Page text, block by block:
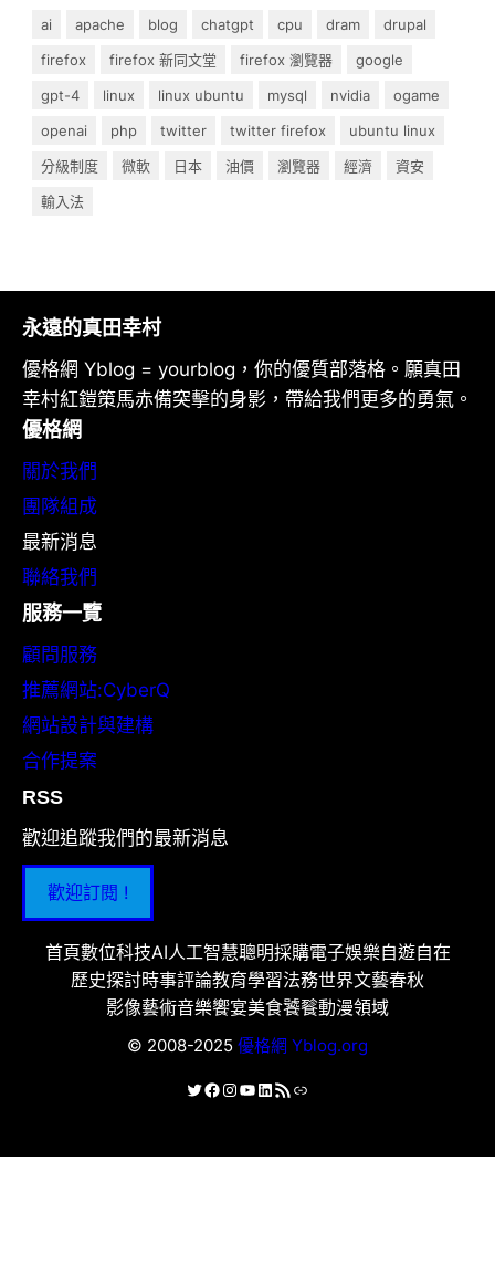
ai apache blog chatgpt cpu dram
drupal
firefox
firefox 新同文堂 firefox 瀏覽器
google
gpt-4
linux linux ubuntu mysql nvidia
ogame
openai
php twitter twitter firefox
ubuntu linux
分級制度
微軟 日本 油價 瀏覽器 經濟
資安
輸入法
永遠的真田幸村
優格網 Yblog = yourblog，你的優質部落格。願真田
幸村紅鎧策馬赤備突擊的身影，帶給我們更多的勇氣。
優格網
關於我們
團隊組成
最新消息
聯絡我們
服務一覽
顧問服務
推薦網站:CyberQ
網站設計與建構
合作提案
RSS
歡迎追蹤我們的最新消息
歡迎訂閱 !
首頁數位科技AI人工智慧聰明採購電子娛樂自遊自在
歷史探討時事評論教育學習法務世界文藝春秋
影像藝術音樂饗宴美食饕餮動漫領域
© 2008-2025 優格網 Yblog.org
X Facebook
Instagram
YouTube
LinkedIn
RSS 資訊提供連結